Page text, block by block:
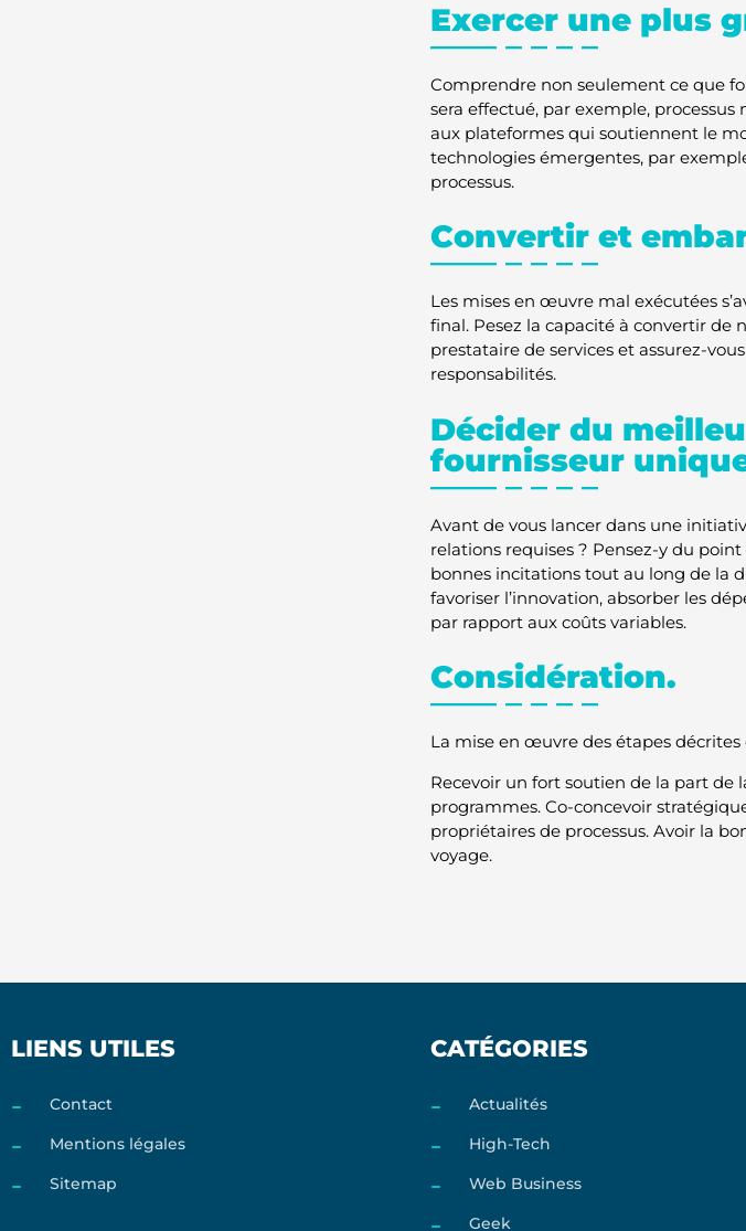
Exercer une plus
Comprendre non seulement ce que
sera effectué, par exemple,
aux plateformes qui soutiennent le
technologies émergentes, par
processus.
Convertir et
Les mises en œuvre mal exécutées
final. Pesez la capacité à convertir de
prestataire de services et assurez-
responsabilités.
Décider du
fournisseur
Avant de vous lancer dans une
relations requises ? Pensez-y du
bonnes incitations tout au long de la
favoriser l’innovation, absorber les
par rapport aux coûts variables.
Considération.
La mise en œuvre des étapes décrites
Recevoir un fort soutien de la part de
programmes. Co-concevoir
propriétaires de processus. Avoir la
voyage.
LIENS UTILES
Contact
Mentions légales
Sitemap
CATÉGORIES
Actualités
High-Tech
Web Business
Geek